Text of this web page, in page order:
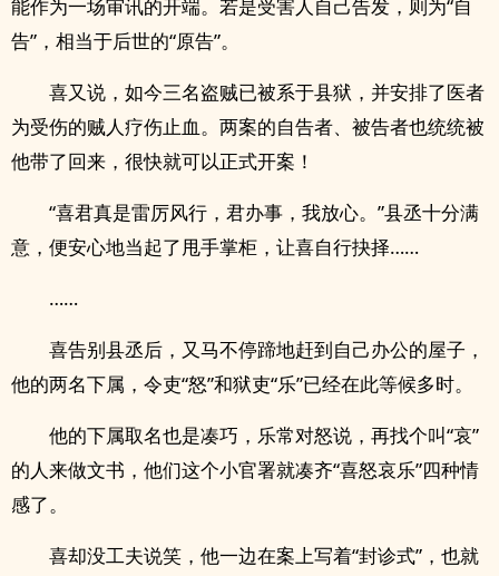
能作为一场审讯的开端。若是受害人自己告发，则为“自
告”，相当于后世的“原告”。
喜又说，如今三名盗贼已被系于县狱，并安排了医者
为受伤的贼人疗伤止血。两案的自告者、被告者也统统被
他带了回来，很快就可以正式开案！
“喜君真是雷厉风行，君办事，我放心。”县丞十分满
意，便安心地当起了甩手掌柜，让喜自行抉择……
……
喜告别县丞后，又马不停蹄地赶到自己办公的屋子，
他的两名下属，令吏“怒”和狱吏“乐”已经在此等候多时。
他的下属取名也是凑巧，乐常对怒说，再找个叫“哀”
的人来做文书，他们这个小官署就凑齐“喜怒哀乐”四种情
感了。
喜却没工夫说笑，他一边在案上写着“封诊式”，也就